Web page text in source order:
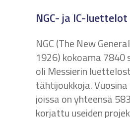
NGC- ja IC-luettelot
NGC (The New
1926) kokoama
oli Messierin
tähtijoukkoja.
joissa on yhteensä
korjattu useiden